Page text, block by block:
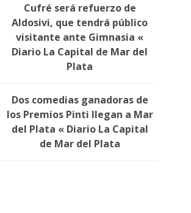
Cufré será refuerzo de
Aldosivi, que tendrá público
visitante ante Gimnasia «
Diario La Capital de Mar del
Plata
Dos comedias ganadoras de
los Premios Pinti llegan a Mar
del Plata « Diario La Capital
de Mar del Plata